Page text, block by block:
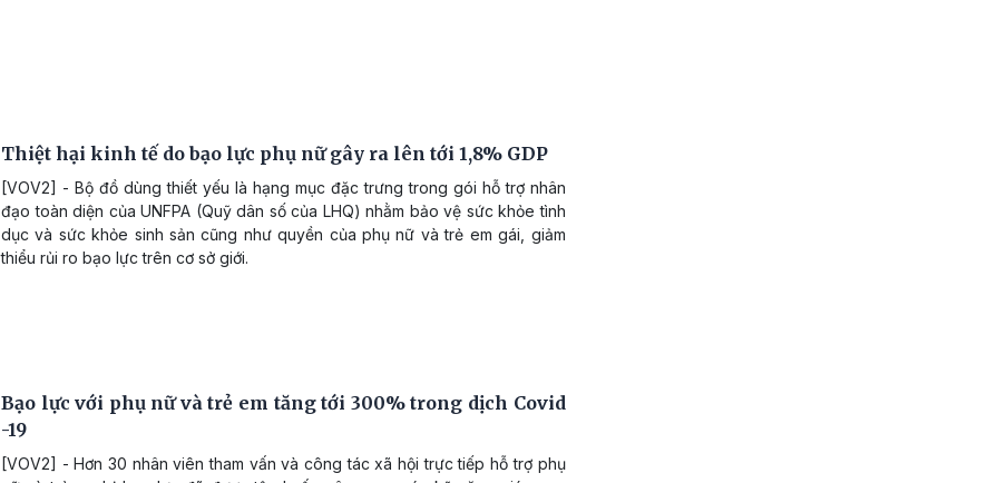
Thiệt hại kinh tế do bạo lực phụ nữ gây ra lên tới 1,8% GDP
[VOV2] - Bộ đồ dùng thiết yếu là hạng mục đặc trưng trong gói hỗ trợ nhân
đạo toàn diện của UNFPA (Quỹ dân số của LHQ) nhằm bảo vệ sức khỏe tình
dục và sức khỏe sinh sản cũng như quyền của phụ nữ và trẻ em gái, giảm
thiểu rủi ro bạo lực trên cơ sở giới.
Bạo lực với phụ nữ và trẻ em tăng tới 300% trong dịch Covid
-19
[VOV2] - Hơn 30 nhân viên tham vấn và công tác xã hội trực tiếp hỗ trợ phụ